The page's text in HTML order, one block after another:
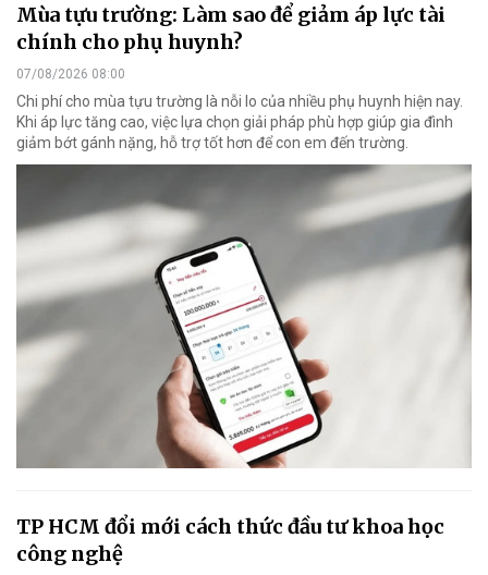
Mùa tựu trường: Làm sao để giảm áp lực tài
chính cho phụ huynh?
07/08/2026 08:00
Chi phí cho mùa tựu trường là nỗi lo của nhiều phụ huynh hiện nay.
Khi áp lực tăng cao, việc lựa chọn giải pháp phù hợp giúp gia đình
giảm bớt gánh nặng, hỗ trợ tốt hơn để con em đến trường.
TP HCM đổi mới cách thức đầu tư khoa học
công nghệ